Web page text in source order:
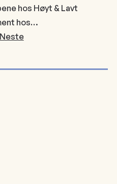
hos Høyt & Lavt
hos…
Neste